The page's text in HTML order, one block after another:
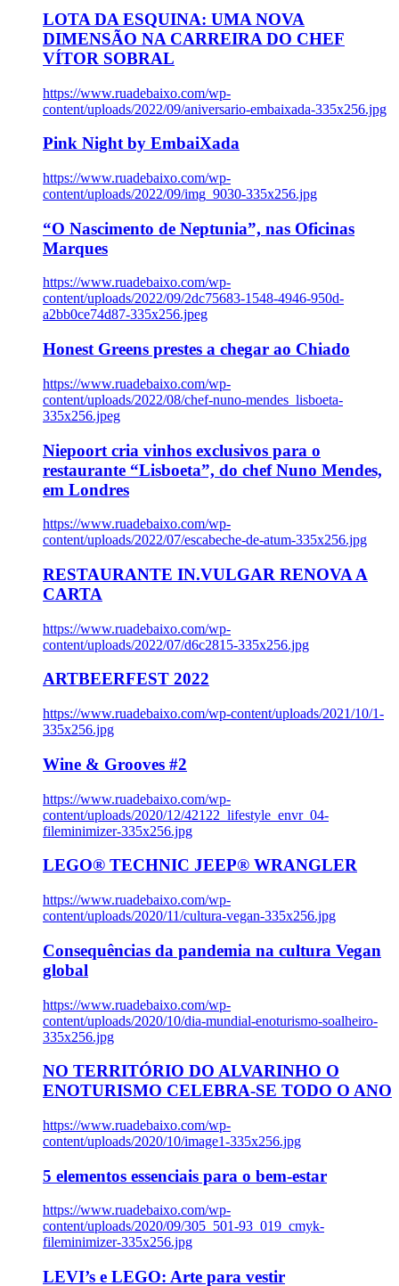
LOTA DA ESQUINA: UMA NOVA
DIMENSÃO NA CARREIRA DO CHEF
VÍTOR SOBRAL
https://www.ruadebaixo.com/wp-
content/uploads/2022/09/aniversario-embaixada-335x256.jpg
Pink Night by EmbaiXada
https://www.ruadebaixo.com/wp-
content/uploads/2022/09/img_9030-335x256.jpg
“O Nascimento de Neptunia”, nas Oficinas
Marques
https://www.ruadebaixo.com/wp-
content/uploads/2022/09/2dc75683-1548-4946-950d-
a2bb0ce74d87-335x256.jpeg
Honest Greens prestes a chegar ao Chiado
https://www.ruadebaixo.com/wp-
content/uploads/2022/08/chef-nuno-mendes_lisboeta-
335x256.jpeg
Niepoort cria vinhos exclusivos para o
restaurante “Lisboeta”, do chef Nuno Mendes,
em Londres
https://www.ruadebaixo.com/wp-
content/uploads/2022/07/escabeche-de-atum-335x256.jpg
RESTAURANTE IN.VULGAR RENOVA A
CARTA
https://www.ruadebaixo.com/wp-
content/uploads/2022/07/d6c2815-335x256.jpg
ARTBEERFEST 2022
https://www.ruadebaixo.com/wp-content/uploads/2021/10/1-
335x256.jpg
Wine & Grooves #2
https://www.ruadebaixo.com/wp-
content/uploads/2020/12/42122_lifestyle_envr_04-
fileminimizer-335x256.jpg
LEGO® TECHNIC JEEP® WRANGLER
https://www.ruadebaixo.com/wp-
content/uploads/2020/11/cultura-vegan-335x256.jpg
Consequências da pandemia na cultura Vegan
global
https://www.ruadebaixo.com/wp-
content/uploads/2020/10/dia-mundial-enoturismo-soalheiro-
335x256.jpg
NO TERRITÓRIO DO ALVARINHO O
ENOTURISMO CELEBRA-SE TODO O ANO
https://www.ruadebaixo.com/wp-
content/uploads/2020/10/image1-335x256.jpg
5 elementos essenciais para o bem-estar
https://www.ruadebaixo.com/wp-
content/uploads/2020/09/305_501-93_019_cmyk-
fileminimizer-335x256.jpg
LEVI’s e LEGO: Arte para vestir